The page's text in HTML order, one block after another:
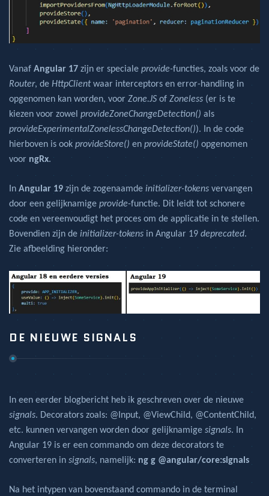
Vanaf Angular 17 zijn er speciale provide-functies, zoals voor de
Router, de HttpClientwaar interceptors en error-handling in
opgenomen kan worden, voor Zone.JS of Zoneless (er is te
kiezen voor zowel provideZoneChangeDetection() als
provideExperimentalZonelessChangeDetection()). In de code
hierboven is ook provideStore() en provideState() opgenomen
voor ngRx.
In Angular 19 zijn de zogenaamde initializer-tokens vervangen
door een gelijknamige provide-functie. Dit leidt tot schonere
code en vereenvoudigt het proces om de applicatie in te stellen.
Bovendien zijn de initializer-tokens in Angular 19 deprecated.
Zie afbeelding hieronder:
DE NIEUWE SIGNALS
In een eerder blogbericht heb ik geschreven over de nieuwe
signals. Decorators zoals: @Input, @ViewChild, @ContentChild,
etc. kunnen vervangen worden door gelijknamige signals. In
Angular 19 is er een commando om deze decorators te
converteren in signals, namelijk: ng g @angular/core:signals
Na het intypen van bovenstaand commando in de terminal